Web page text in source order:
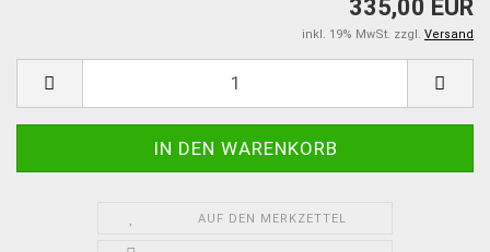
335,00 EUR
inkl. 19% MwSt. zzgl. Versand
AUF DEN MERKZETTEL